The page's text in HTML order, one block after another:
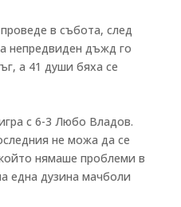
в събота, след
непредвиден дъжд го
а 41 души бяха се
с 6-3 Любо Владов.
не можа да се
нямаше проблеми в
една дузина мачболи